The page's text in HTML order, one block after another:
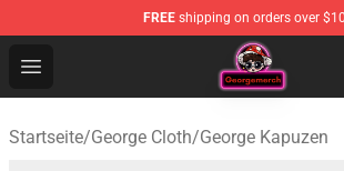
FREE shipping on orders over
Open menu
George Store - Official George
Startseite/George Cloth/George Kapuzen